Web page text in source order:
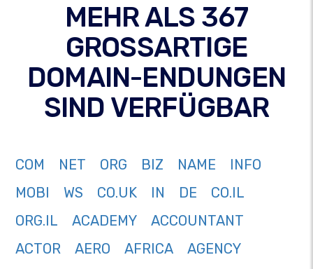
MEHR ALS 367
GROSSARTIGE
DOMAIN-ENDUNGEN
SIND VERFÜGBAR
COM NET ORG BIZ NAME
INFO
MOBI
WS CO.UK IN DE
CO.IL
ORG.IL
ACADEMY
ACCOUNTANT
ACTOR
AERO AFRICA
AGENCY